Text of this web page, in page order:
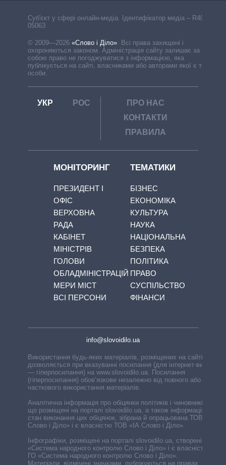
Cуб'єкт у сфері онлайн-медіа. Ідентифікатор медіа – R40-
05063
© 2009—2026 «Слово і Діло»
Всі права захищені і
охороняються законом. Адміністрація сайту залишає за
собою право не погоджуватися з інформацією, яка
публікується на сайті, власниками або авторами якої є треті
особи.
УКР РОС
ПРО НАС
КОНТАКТИ
ПРАВИЛА
МОНІТОРИНГ
ПРЕЗИДЕНТ І
ОФІС
ВЕРХОВНА
РАДА
КАБІНЕТ
МІНІСТРІВ
ГОЛОВИ
ОБЛАДМІНІСТРАЦІЙ
МЕРИ МІСТ
ВСІ ПЕРСОНИ
ТЕМАТИКИ
БІЗНЕС
ЕКОНОМІКА
КУЛЬТУРА
НАУКА
НАЦІОНАЛЬНА
БЕЗПЕКА
ПОЛІТИКА
ПРАВО
СУСПІЛЬСТВО
ФІНАНСИ
info@slovoidilo.ua
Використання будь-яких матеріалів, розміщених на сайті,
дозволяється при вказуванні посилання (для інтернет-видань
— гіперпосилання) на www.slovoidilo.ua. Посилання
(гіперпосилання) обов’язкове незалежно від повного або
часткового використання матеріалів.
Аналітична інформація про обіцянки політиків і чиновників,
що розміщені на порталі slovoidilo.ua, а також інформація про
стан виконання цих обіцянок, зібрана й опрацьована ТОВ «ІА
Слово і Діло» і є власністю ТОВ «ІА Слово і Діло».
Інфографіки, розміщені на порталі slovoidilo.ua, створені ГО
«Система народного контролю Слово і Діло» і є власністю
ГО «Система народного контролю Слово і Діло».
Матеріали, відмічені значками, публікуються на правах